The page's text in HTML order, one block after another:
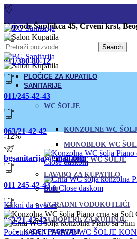
Vojvode Šupljikca 45, Crveni krst,
011/380-80-12
011/245-42-43
063/21-42-42
bgsanitarija@gmail.com
011 245-42-43
063/21-42-42
Search
PLOČICE ZA KUPATILO
SANITARIJE
WC ŠOLJE
KONZOLNE WC
MONOBLOK WC
PODNE WC ŠOLJE
LAVABO ZA KUPATILO
BIDE
UGRADNI VODOKOTLIĆI
SUDOPERE ZA KUHINJU
KADE I PARAVANI
-12%
Klikni da uvećaš
PočetnaSANITARIJEWC ŠOLJE